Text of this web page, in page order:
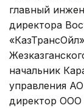
главный
директора
начальник
управления
директор ООО